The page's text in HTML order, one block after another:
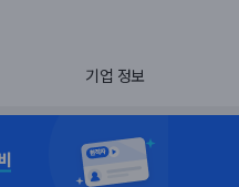
기업 정보